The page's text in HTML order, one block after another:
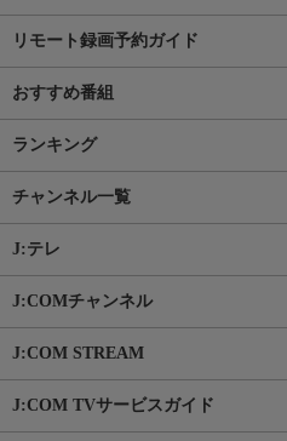
リモート録画予約ガイド
おすすめ番組
ランキング
チャンネル一覧
J:テレ
J:COMチャンネル
J:COM STREAM
J:COM TVサービスガイド